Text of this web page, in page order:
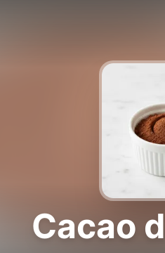
Cacao